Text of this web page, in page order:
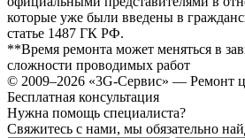
которые уже были введены в
статье 1487 ГК РФ.
**Время ремонта может меняться в
сложности проводимых работ
© 2009–2026 «3G-Сервис» — Ремонт
Бесплатная консультация
Нужна помощь специалиста?
Свяжитесь с нами, мы обязательно